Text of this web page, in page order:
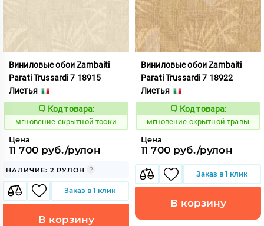
Виниловые обои Zambaiti
Parati Trussardi 7 18915
Листья
948856
Код товара:
мгновение скрытной тоски
Цена
11 700 руб./рулон
НАЛИЧИЕ: 2 РУЛОН
Заказ в 1 клик
В корзину
Виниловые обои Zambaiti
Parati Trussardi 7 18922
Листья
948857
Код товара:
мгновение скрытной травы
Цена
11 700 руб./рулон
Заказ в 1 клик
В корзину